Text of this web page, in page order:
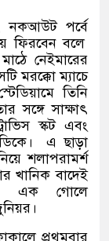
নকআউট পর্বে
ফিরবেন বলে
নেইমারের
মরক্কো ম্যাচে
তিনি
সঙ্গে সাক্ষাৎ
স্কট এবং
এ ছাড়া
শলাপরামর্শ
খানিক বাদেই
এক গোলে
প্রথমবার